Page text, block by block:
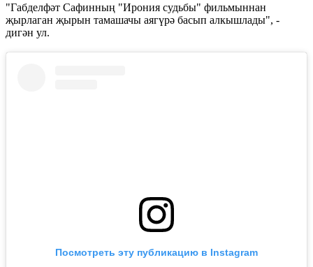
"Габделфәт Сафинның "Ирония судьбы" фильмыннан
җырлаган җырын тамашачы аягүрә басып алкышлады", -
дигән ул.
Посмотреть эту публикацию в Instagram